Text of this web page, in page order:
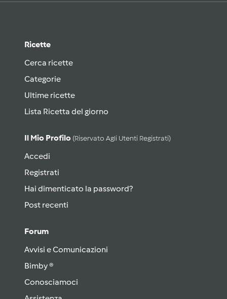
Ricette
Cerca ricette
Categorie
Ultime ricette
Lista Ricetta del giorno
Il Mio Profilo (riservato Agli Utenti Registrati)
Accedi
Registrati
Hai dimenticato la password?
Post recenti
Forum
Avvisi e Comunicazioni
Bimby ®
Conosciamoci